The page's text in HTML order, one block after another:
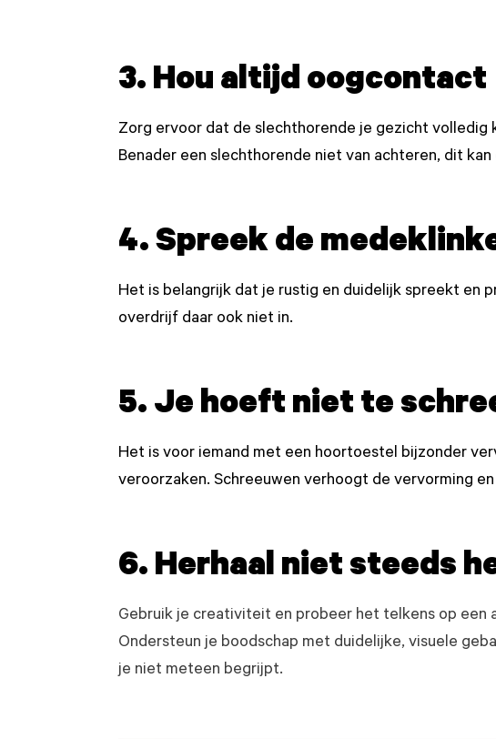
3. Hou altijd oogcontact
Zorg ervoor dat de slechthorende je gezicht
Benader een slechthorende niet van achteren, dit
4. Spreek de
Het is belangrijk dat je rustig en duidelijk spreekt en
overdrijf daar ook niet in.
5. Je hoeft niet te
Het is voor iemand met een hoortoestel bijzonder
veroorzaken. Schreeuwen verhoogt de vervorming
6. Herhaal niet steeds
Gebruik je creativiteit en probeer het telkens op een
Ondersteun je boodschap met duidelijke, visuele
je niet meteen begrijpt.